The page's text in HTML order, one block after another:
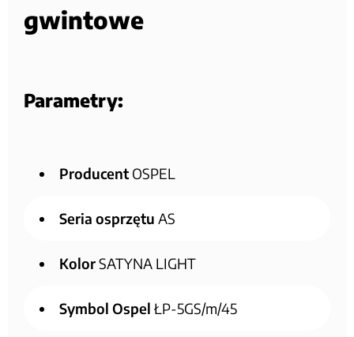
gwintowe
Parametry:
Producent OSPEL
Seria osprzętu AS
KolorSATYNA LIGHT
Symbol Ospel ŁP-5GS/m/45